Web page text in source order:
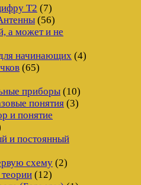
Т2 (7)
(56)
а может и не
начинающих (4)
(65)
приборы (10)
понятия (3)
и понятие
и постоянный
схему (2)
(12)